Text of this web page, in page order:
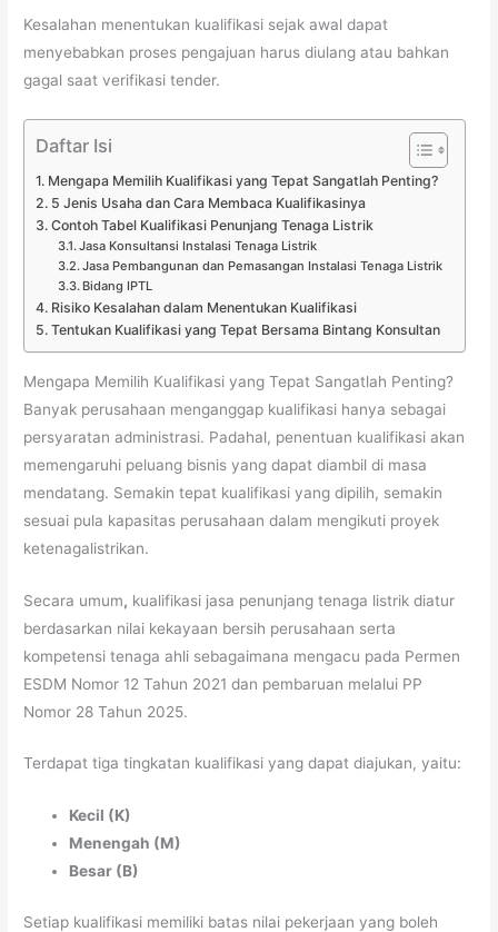
Kesalahan menentukan kualifikasi sejak awal dapat
menyebabkan proses pengajuan harus diulang atau bahkan
gagal saat verifikasi tender.
Daftar Isi
Mengapa Memilih Kualifikasi yang Tepat Sangatlah Penting?
5 Jenis Usaha dan Cara Membaca Kualifikasinya
Contoh Tabel Kualifikasi Penunjang Tenaga Listrik
Jasa Konsultansi Instalasi Tenaga Listrik
Jasa Pembangunan dan Pemasangan Instalasi Tenaga Listrik
Bidang IPTL
Risiko Kesalahan dalam Menentukan Kualifikasi
Tentukan Kualifikasi yang Tepat Bersama Bintang Konsultan
Mengapa Memilih Kualifikasi yang Tepat Sangatlah Penting?
Banyak perusahaan menganggap kualifikasi hanya sebagai
persyaratan administrasi. Padahal, penentuan kualifikasi akan
memengaruhi peluang bisnis yang dapat diambil di masa
mendatang. Semakin tepat kualifikasi yang dipilih, semakin
sesuai pula kapasitas perusahaan dalam mengikuti proyek
ketenagalistrikan.
Secara umum, kualifikasi jasa penunjang tenaga listrik diatur
berdasarkan nilai kekayaan bersih perusahaan serta
kompetensi tenaga ahli sebagaimana mengacu pada Permen
ESDM Nomor 12 Tahun 2021 dan pembaruan melalui PP
Nomor 28 Tahun 2025.
Terdapat tiga tingkatan kualifikasi yang dapat diajukan, yaitu:
Kecil (K)
Menengah (M)
Besar (B)
Setiap kualifikasi memiliki batas nilai pekerjaan yang boleh